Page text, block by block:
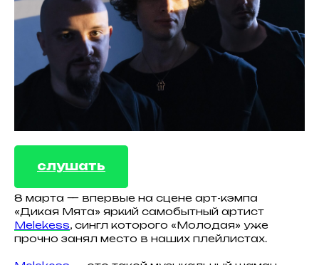
слушать
8 марта — впервые на сцене арт-кэмпа
«Дикая Мята» яркий самобытный артист
Melekess, сингл которого «Молодая» уже
прочно занял место в наших плейлистах.